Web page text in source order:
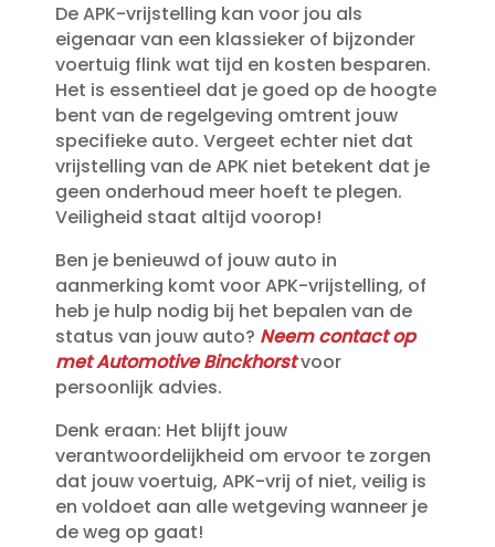
De APK-vrijstelling kan voor jou als
eigenaar van een klassieker of bijzonder
voertuig flink wat tijd en kosten besparen.​
Het is essentieel dat je goed op de hoogte
bent van de regelgeving omtrent jouw
specifieke auto.​ Vergeet echter niet dat
vrijstelling van de APK niet betekent dat je
geen onderhoud meer hoeft te plegen.​
Veiligheid staat altijd voorop!
Ben je benieuwd of jouw auto in
aanmerking komt voor APK-vrijstelling, of
heb je hulp nodig bij het bepalen van de
status van jouw auto? Neem contact op
met Automotive Binckhorstvoor
persoonlijk advies.​
Denk eraan: Het blijft jouw
verantwoordelijkheid om ervoor te zorgen
dat jouw voertuig, APK-vrij of niet, veilig is
en voldoet aan alle wetgeving wanneer je
de weg op gaat!